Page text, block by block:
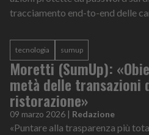
tracciamento end-to-end delle
tecnologia sumup
Moretti (SumUp):
metà delle transazioni
ristorazione»
09 marzo 2026 | Redazione
«Puntare alla trasparenza più